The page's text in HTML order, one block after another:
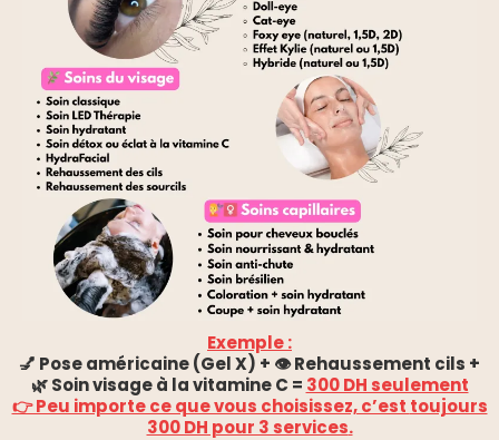
Exemple :
💅 Pose américaine (Gel X) + 👁️ Rehaussement cils +
🌿 Soin visage à la vitamine C = 300 DH seulement
👉 Peu importe ce que vous choisissez, c’est toujours
300 DH pour 3 services.